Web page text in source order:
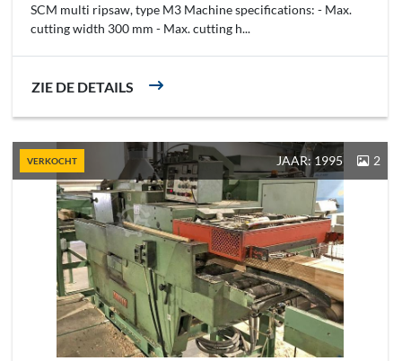
SCM multi ripsaw, type M3 Machine specifications: - Max.
cutting width 300 mm - Max. cutting h...
ZIE DE DETAILS
VERKOCHT JAAR: 1995 2